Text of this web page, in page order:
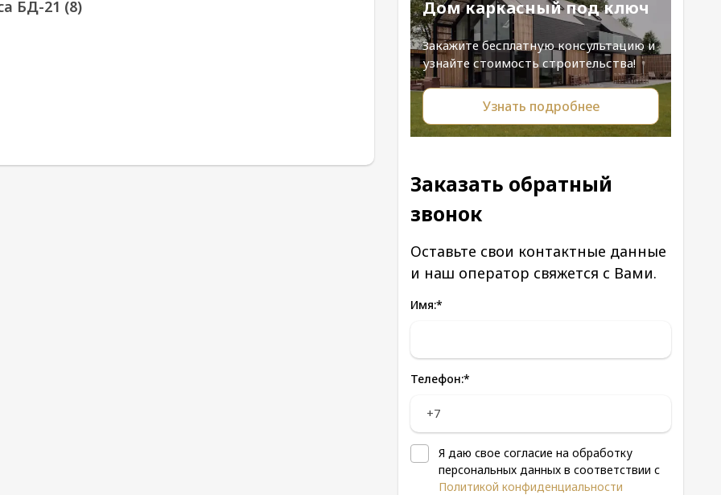
БД-21 (8) Дом каркасный под ключ
Закажите бесплатную консультацию и
узнайте стоимость строительства!
Узнать подробнее
Заказать обратный
звонок
Оставьте свои контактные данные
и наш оператор свяжется с Вами.
Имя:*
Телефон:*
Я даю свое согласие на обработку
персональных данных в соответствии с
Политикой конфиденциальности